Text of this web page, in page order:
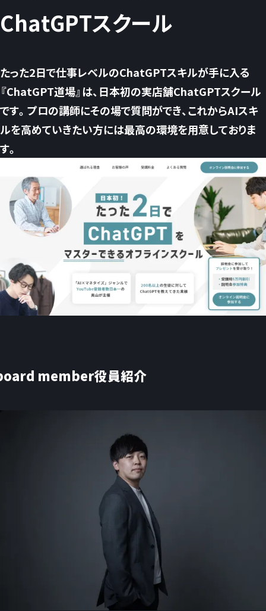
ChatGPTスクール
たった2日で仕事レベルのChatGPTスキルが手に入る
『ChatGPT道場』は、日本初の実店舗ChatGPTスクール
です。プロの講師にその場で質問ができ、これからAIスキ
ルを高めていきたい方には最高の環境を用意しておりま
す。
member役員紹介